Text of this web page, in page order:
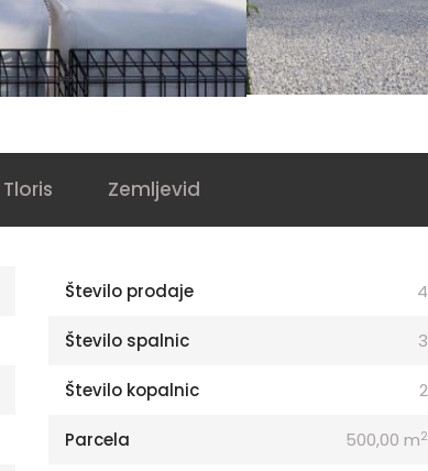
Tloris Zemljevid
Število prodaje 4
Število spalnic 3
Število kopalnic 2
Parcela 500,00 m2